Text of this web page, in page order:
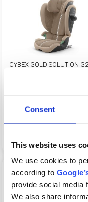
Consent
This website uses
We use cookies to
according to
provide social media
We also share
Политика за
Начини за плащане
Политика за
Форма за връщане
ECC
Copyright 2026 BabyMatters
CYBEX GOLD SOLUTION
-12%